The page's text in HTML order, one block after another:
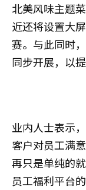
北美风味主题
近还将设置大
赛。与此同时
同步开展，以
业内人士表示
客户对员工满
再只是单纯的
员工福利平台